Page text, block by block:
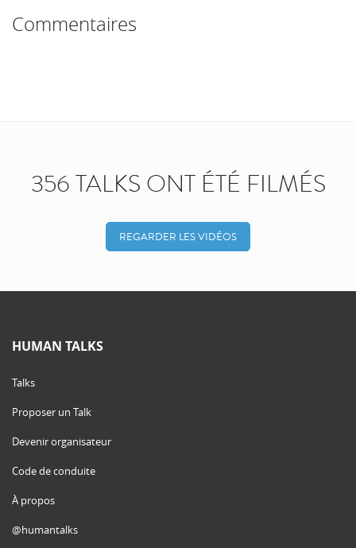
Commentaires
356 TALKS ONT ÉTÉ FILMÉS
REGARDER LES VIDÉOS
HUMAN TALKS
Talks
Proposer un Talk
Devenir organisateur
Code de conduite
À propos
@humantalks